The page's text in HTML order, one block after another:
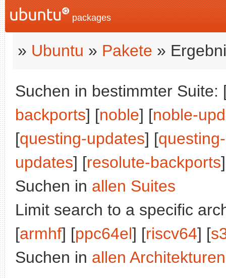
packages
» Ubuntu » Pakete »
Suchen in bestimmter Suite:
backports] [noble] [noble-
[questing-updates] [
updates] [resolute-backports
Suchen in allen Suites
Limit search to a specific
[armhf] [ppc64el] [riscv64] [
Suchen in allen Architekturen